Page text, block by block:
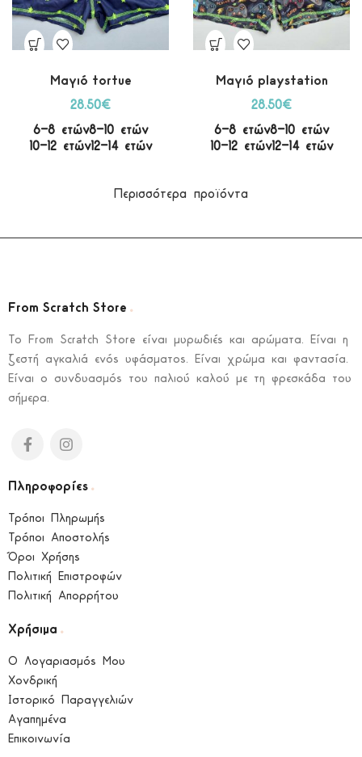
Μαγιό tortue
28.50€
6-8 ετών8-10 ετών
10-12 ετών12-14 ετών
Μαγιό playstation
28.50€
6-8 ετών8-10 ετών
10-12 ετών12-14 ετών
Περισσότερα προϊόντα
From Scratch Store .
To From Scratch Store είναι μυρωδιές και αρώματα. Είναι η
ζεστή αγκαλιά ενός υφάσματος. Είναι χρώμα και φαντασία.
Είναι ο συνδυασμός του παλιού καλού με τη φρεσκάδα του
σήμερα.
Πληροφορίες .
Τρόποι Πληρωμής
Τρόποι Αποστολής
Όροι Χρήσης
Πολιτική Επιστροφών
Πολιτική Απορρήτου
Χρήσιμα .
Ο Λογαριασμός Μου
Χονδρική
Ιστορικό Παραγγελιών
Αγαπημένα
Επικοινωνία